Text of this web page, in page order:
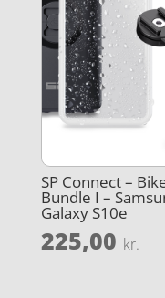
SP Connect –
Bundle I –
Galaxy S10e
225,00 kr.